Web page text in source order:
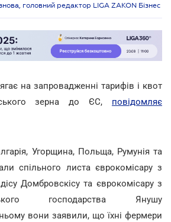
головний редактор LIGA ZAKON Бізнес
на запровадженні тарифів і квот
зерна до ЄС, повідомляє
Угорщина, Польща, Румунія та
спільного листа єврокомісару з
Домбровскісу та єврокомісару з
господарства Янушу
вони заявили, що їхні фермери